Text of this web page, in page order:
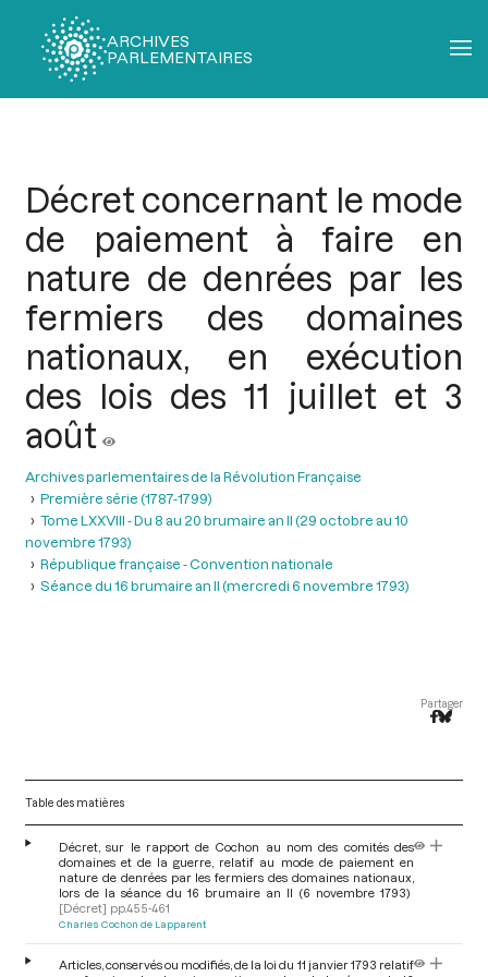
ARCHIVES
PARLEMENTAIRES
Décret concernant le mode
de paiement à faire en
nature de denrées par les
fermiers des domaines
nationaux, en exécution
des lois des 11 juillet et 3
août
Archives parlementaires de la Révolution Française
Première série (1787-1799)
Tome LXXVIII - Du 8 au 20 brumaire an II (29 octobre au 10
novembre 1793)
République française - Convention nationale
Séance du 16 brumaire an II (mercredi 6 novembre 1793)
Partager
Table des matières
Décret, sur le rapport de Cochon au nom des comités des
domaines et de la guerre, relatif au mode de paiement en
nature de denrées par les fermiers des domaines nationaux,
lors de la séance du 16 brumaire an II (6 novembre 1793)
[Décret] pp.455-461
Charles Cochon de Lapparent
Articles, conservés ou modifiés, de la loi du 11 janvier 1793 relatif